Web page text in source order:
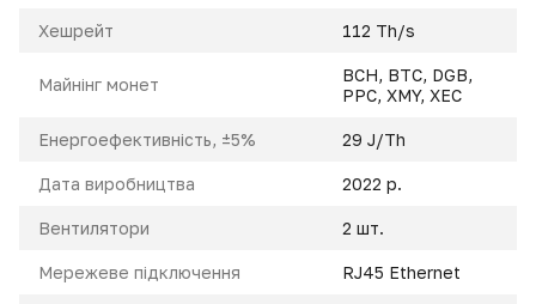
Xешрейт 112 Th/s
Майнінг монет BCH, BTC, DGB,
PPC, XMY, XEC
Енeргоефективність, ±5% 29 J/Th
Дата виробництва 2022 р.
Вентилятори 2 шт.
Мережеве підключення RJ45 Ethernet